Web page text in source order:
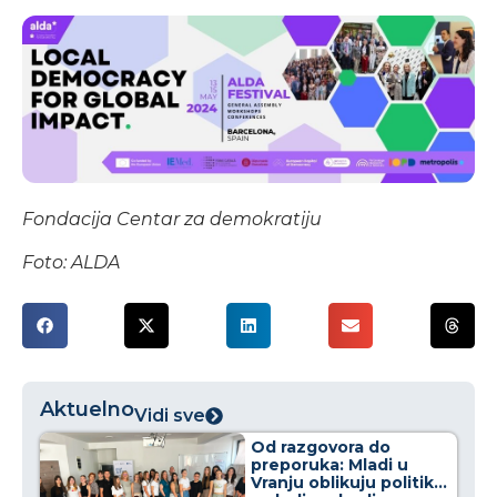
Fondacija Centar za demokratiju
Foto: ALDA
AktuelnoVidi sve
Od razgovora do
preporuka: Mladi u
Vranju oblikuju politike